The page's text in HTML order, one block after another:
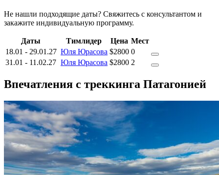
Не нашли подходящие даты? Свяжитесь с консультантом и
закажите индивидуальную программу.
Даты Тимлидер Цена Мест
18.01 - 29.01.27 Юля Юрасова $2800 0
31.01 - 11.02.27 Юля Юрасова $2800 2
Впечатления с треккинга Патагонией